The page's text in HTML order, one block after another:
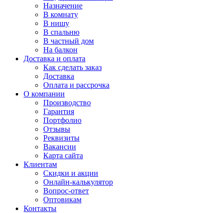
Назначение
В комнату
В нишу
В спальню
В частный дом
На балкон
Доставка и оплата
Как сделать заказ
Доставка
Оплата и рассрочка
О компании
Производство
Гарантия
Портфолио
Отзывы
Реквизиты
Вакансии
Карта сайта
Клиентам
Скидки и акции
Онлайн-калькулятор
Вопрос-ответ
Оптовикам
Контакты